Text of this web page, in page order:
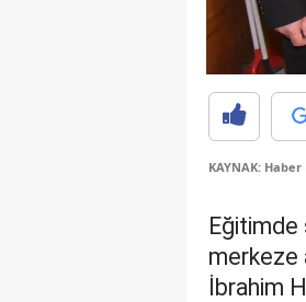
KAYNAK:
Eğitimde
merkeze
İbrahim